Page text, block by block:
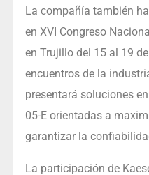
La compañía también
en XVI Congreso
en Trujillo del 15 al 19
encuentros de la
presentará soluciones
05-E orientadas a
garantizar la
La participación de